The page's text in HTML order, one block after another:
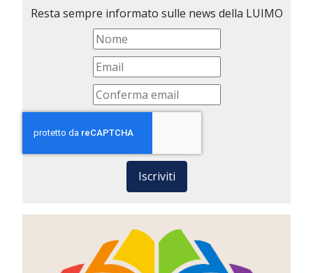
Resta sempre informato sulle news della LUIMO
Iscriviti